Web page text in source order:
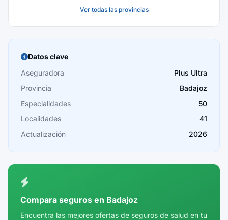
Burgos
Cáceres
Cádiz
Cantabria
Castellón
Córdoba
Cuenca
Ver todas las provincias
Datos clave
Aseguradora
Plus Ultra
Provincia
Badajoz
Especialidades
50
Localidades
41
Actualización
2026
Compara seguros en Badajoz
Encuentra las mejores ofertas de seguros de salud en tu